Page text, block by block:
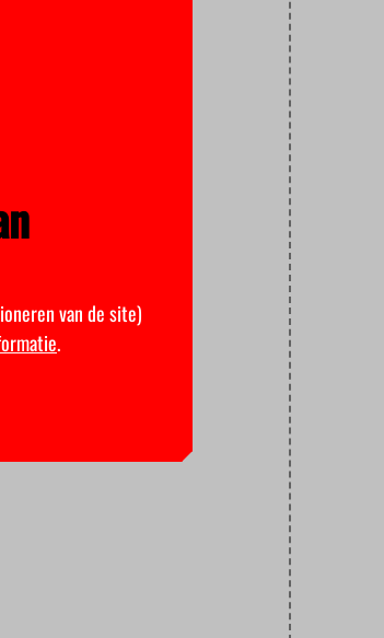
van de site)
.